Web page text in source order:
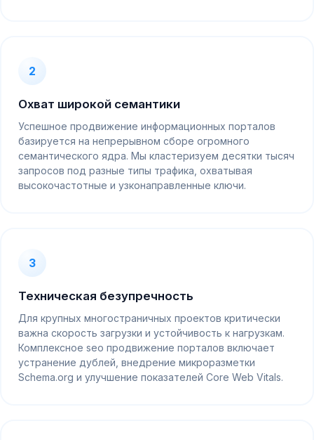
2
Охват широкой семантики
Успешное продвижение информационных порталов
базируется на непрерывном сборе огромного
семантического ядра. Мы кластеризуем десятки тысяч
запросов под разные типы трафика, охватывая
высокочастотные и узконаправленные ключи.
3
Техническая безупречность
Для крупных многостраничных проектов критически
важна скорость загрузки и устойчивость к нагрузкам.
Комплексное seo продвижение порталов включает
устранение дублей, внедрение микроразметки
Schema.org и улучшение показателей Core Web Vitals.